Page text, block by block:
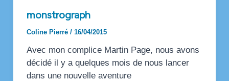
monstrograph
Coline Pierré / 16/04/2015
Avec mon complice Martin Page, nous avons
décidé il y a quelques mois de nous lancer
dans une nouvelle aventure